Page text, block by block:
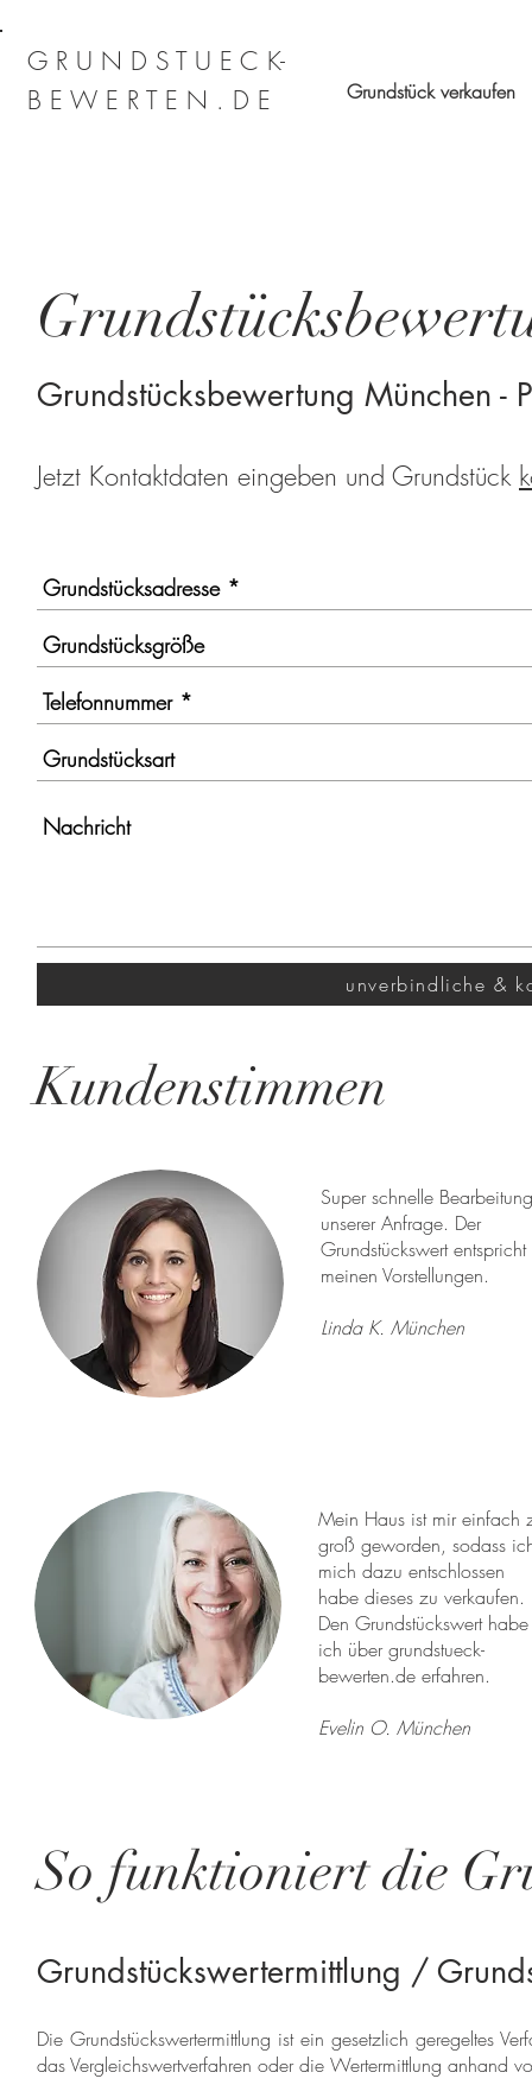
G R U N D S T U E C K-
B E W E R T E N . D E
Grundstück verkaufen
Jetzt Kontaktdaten eingeben und Grundstück
Grundstücksbewertung München -
unverbindliche &
Kundenstimmen
Super schnelle Bearbeitung
unserer Anfrage. Der
Grundstückswert entspricht
meinen Vorstellungen.
Linda K. München
Mein Haus ist mir einfach
groß geworden, sodass
mich dazu entschlossen
habe dieses zu verkaufen.
Den Grundstückswert habe
ich über grundstueck-
bewerten.de erfahren.
Evelin O. München
So funktioniert die
Grundstückswertermittlung /
Die Grundstückswertermittlung ist ein gesetzlich geregeltes
das Vergleichswertverfahren oder die Wertermittlung anhand